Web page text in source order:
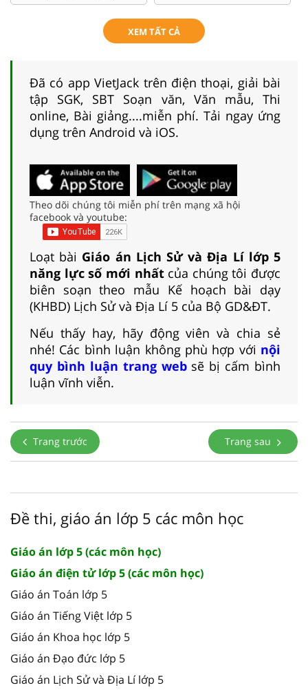
XEM TẤT CẢ
Đã có app VietJack trên điện thoại, giải bài
tập SGK, SBT Soạn văn, Văn mẫu, Thi
online, Bài giảng....miễn phí. Tải ngay ứng
dụng trên Android và iOS.
Theo dõi chúng tôi miễn phí trên mạng xã hội
facebook và youtube:
Loạt bài Giáo án Lịch Sử và Địa Lí lớp 5
năng lực số mới nhấtcủa chúng tôi được
biên soạn theo mẫu Kế hoạch bài dạy
(KHBD) Lịch Sử và Địa Lí 5 của Bộ GD&ĐT.
Nếu thấy hay, hãy động viên và chia sẻ
nhé! Các bình luận không phù hợp với nội
quy bình luận trang websẽ bị cấm bình
luận vĩnh viễn.
Trang trước Trang sau
Đề thi, giáo án lớp 5 các môn học
Giáo án lớp 5 (các môn học)
Giáo án điện tử lớp 5 (các môn học)
Giáo án Toán lớp 5
Giáo án Tiếng Việt lớp 5
Giáo án Khoa học lớp 5
Giáo án Đạo đức lớp 5
Giáo án Lịch Sử và Địa Lí lớp 5